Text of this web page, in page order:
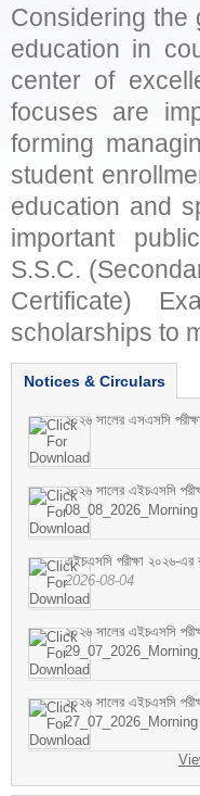
Considering the
education in
center of
focuses are
forming
student
education and
important
S.S.C.
Certificate)
scholarships to
Notices & Circulars
২০২৬ সালের এসএসসি
২০২৬ সালের এইচএসসি
08_08_2026_Morning
এইচএসসি পরীক্ষা ২০২৬-এর
2026-08-04
২০২৬ সালের এইচএসসি
২০২৬ সালের এইচএসসি
27_07_2026_Morning